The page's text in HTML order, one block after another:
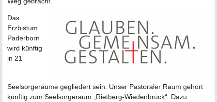
Das
Erzbistum
Paderborn
wird künftig
in 21
Seelsorgeräume gegliedert sein. Unser Pastoraler Raum gehört
künftig zum Seelsorgeraum „Rietberg-Wiedenbrück“. Dazu